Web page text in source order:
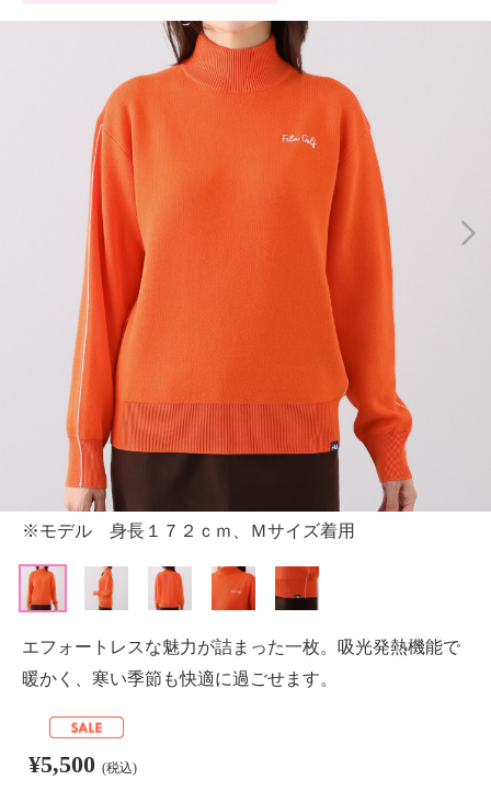
※モデル 身長１７２ｃｍ、Ｍサイズ着用
エフォートレスな魅力が詰まった一枚。吸光発熱機能で
暖かく、寒い季節も快適に過ごせます。
¥5,500 (税込)